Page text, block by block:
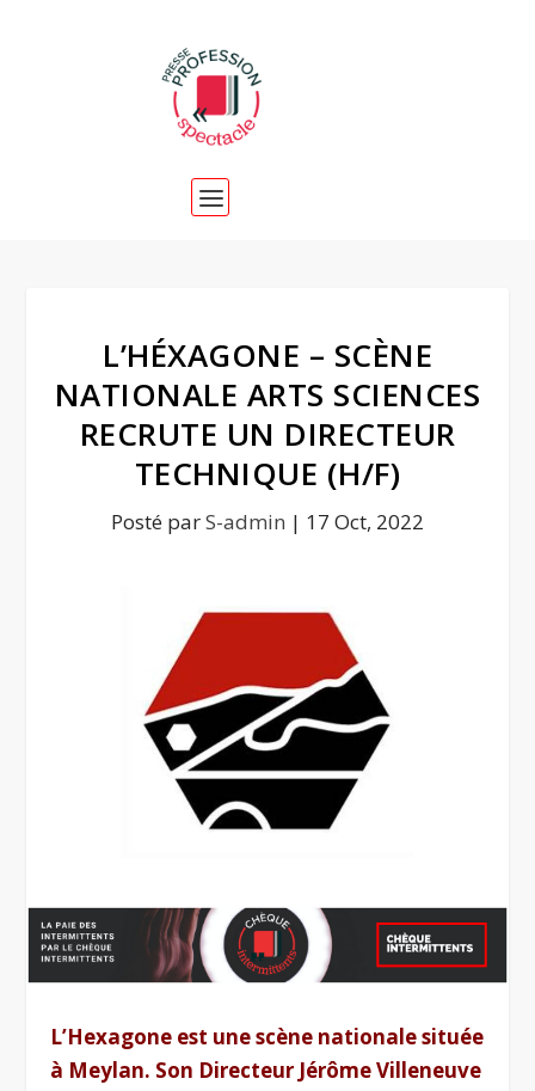
L’HÉXAGONE – SCÈNE
NATIONALE ARTS SCIENCES
RECRUTE UN DIRECTEUR
TECHNIQUE (H/F)
Posté parS-admin | 17 Oct, 2022
L’Hexagone est une scène nationale située
à Meylan. Son Directeur Jérôme Villeneuve